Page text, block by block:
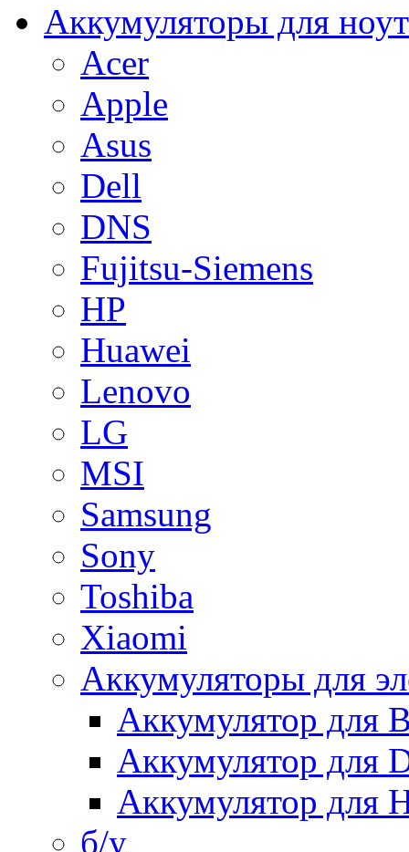
Аккумуляторы для
Acer
Apple
Asus
Dell
DNS
Fujitsu-Siemens
HP
Huawei
Lenovo
LG
MSI
Samsung
Sony
Toshiba
Xiaomi
Аккумуляторы для
Аккумулятор для
Аккумулятор для
Аккумулятор для
б/у